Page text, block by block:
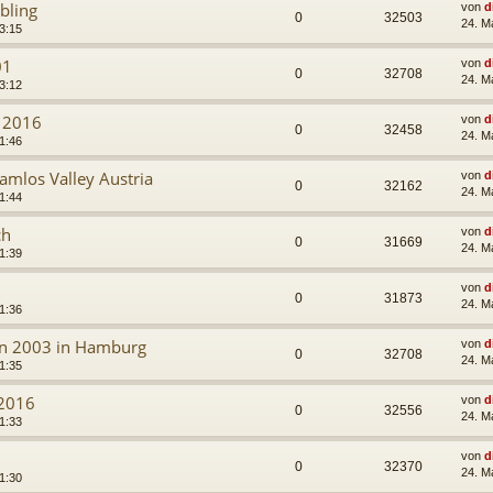
0 32503
von
24.
0 32708
von
24.
0 32458
von
24.
Valley Austria 0 32162
von
24.
0 31669
von
24.
0 31873
von
24.
2003 in Hamburg 0 32708
von
24.
0 32556
von
24.
0 32370
von
24.